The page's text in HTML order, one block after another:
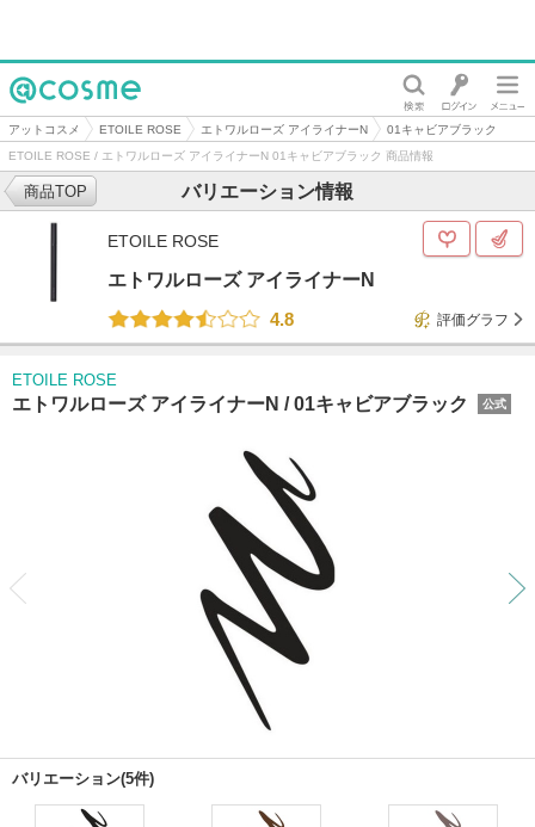
@cosme
アットコスメ ETOILE ROSE エトワルローズ アイライナーN
01キャビアブラック
ETOILE ROSE / エトワルローズ アイライナーN 01キャビアブラック 商品情報
バリエーション情報
商品TOP
ETOILE ROSE
エトワルローズ アイライナーN
4.8
評価グラフ
ETOILE ROSE
エトワルローズ アイライナーN /01キャビアブラック 公式
バリエーション(5件)